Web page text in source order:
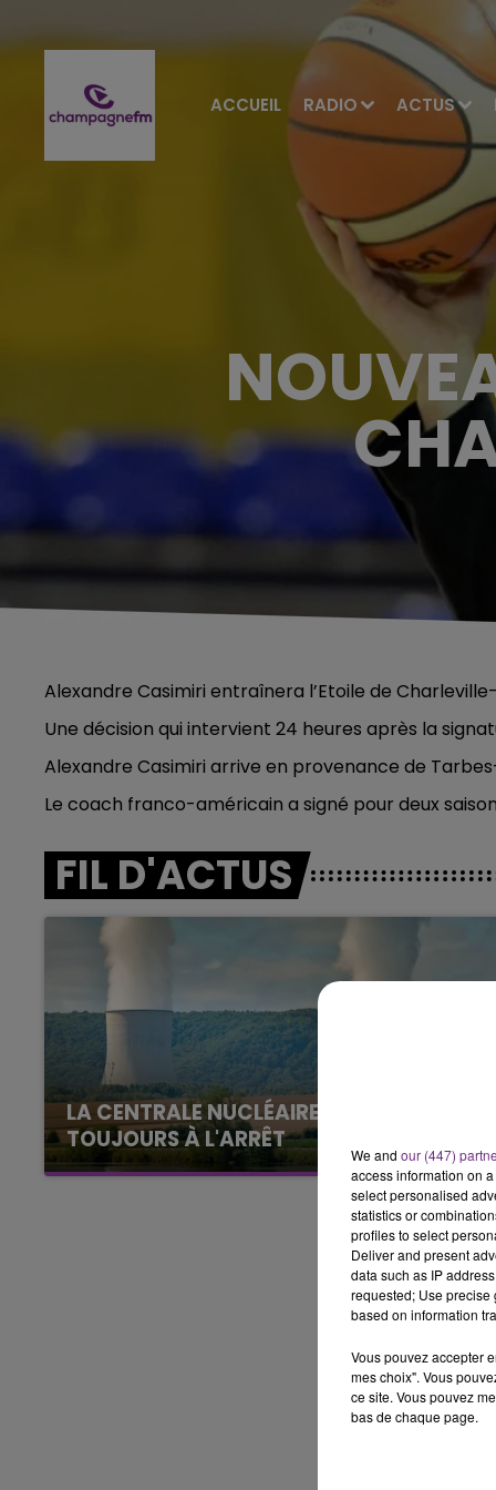
ACCUEIL RADIO ACTUS
10h00 - 14h00
LE TICKET DE CAISSE
Alexandre Casimiri entraînera l’Etoile de
Une décision qui intervient 24 heures après la
Alexandre Casimiri arrive en provenance de
Le coach franco-américain a signé pour deux
FIL D'ACTUS
LA CENTRALE NUCLÉAIRE DE CHOOZ
TOUJOURS À L'ARRÊT
Cela fait déjà une semaine que la centrale
nucléaire ardennaise est à l'arrêt. Une situation
justifiée par la sécheresse intense qui est
We and our (447)
access information on
select personalised
statistics or
profiles to select
Deliver and present
data such as IP
requested; Use precise
based on information
Vous pouvez accepter
mes choix". Vous
ce site. Vous pouvez
bas de chaque page.